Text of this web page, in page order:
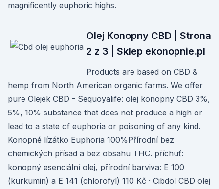
magnificently euphoric highs.
Olej Konopny CBD | Strona
2 z 3 | Sklep ekonopnie.pl
Products are based on CBD &
hemp from North American organic farms. We offer
pure Olejek CBD - Sequoyalife: olej konopny CBD 3%,
5%, 10% substance that does not produce a high or
lead to a state of euphoria or poisoning of any kind.
Konopné lízátko Euphoria 100%Přírodní bez
chemických přísad a bez obsahu THC. příchuť:
konopný esenciální olej, přírodní barviva: E 100
(kurkumin) a E 141 (chlorofyl) 110 Kč · Cibdol CBD olej